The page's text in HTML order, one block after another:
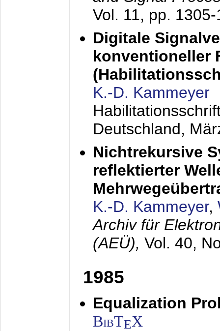
Vol. 11, pp.
Digitale
konventioneller
K.-D. Kammeyer
Deutschland,
Nichtrekursive
reflektierter
K.-D. Kammeyer,
Archiv für
(AEÜ), Vol. 40,
1985
Equalization
BibTEX